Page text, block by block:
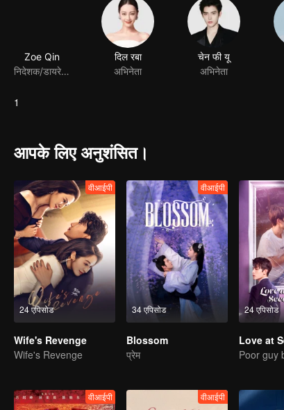
Zoe Qin
निदेशक/डायरेक्टर
दिल रबा
अभिनेता
चेन फी यू
अभिनेता
1
आपके लिए अनुशंसित।
24 एपिसोड
वीआईपी
Wife's Revenge
Wife's Revenge
34 एपिसोड
वीआईपी
Blossom
प्रेम
24 एपिसोड
वीआईपी वीआईपी